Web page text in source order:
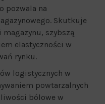
pozwala na
Skutkuje
szybszą
elastyczności w
rynku.
logistycznych w
powtarzalnych
bólowe w